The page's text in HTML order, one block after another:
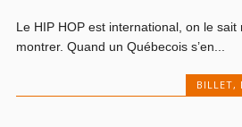
Le HIP HOP est international, on le
montrer. Quand un Québecois s’en...
BILLET,